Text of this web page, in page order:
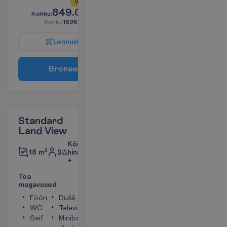
Kokku:849.00
Kokku1698.00
Lennuin
Broneer
Standard
Land View
18 m² 2
Kõik
hinnas
+
Toa
mugavused
Föön
WC
Seif
Dušš
Televiisor
Minibaar (vesi